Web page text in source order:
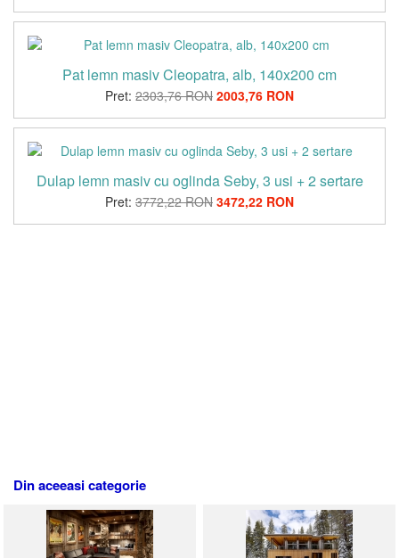
Pat lemn masiv Cleopatra, alb, 140x200 cm
Pret: 2303,76 RON 2003,76 RON
Dulap lemn masiv cu oglinda Seby, 3 usi + 2 sertare
Pret: 3772,22 RON 3472,22 RON
Din aceeasi categorie